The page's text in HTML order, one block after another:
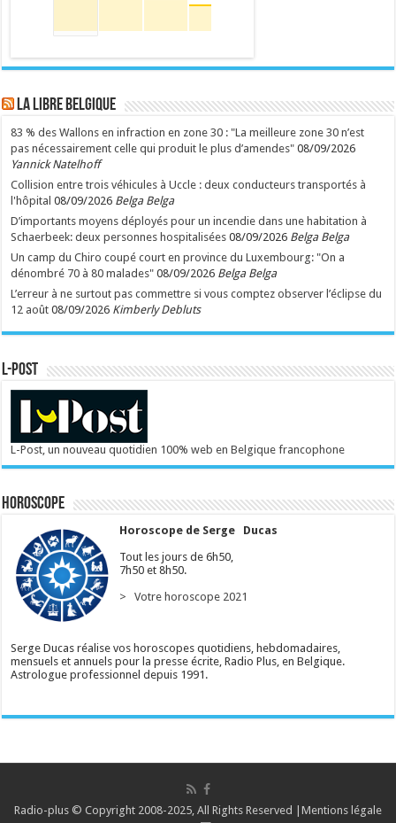
LA Libre Belgique
83 % des Wallons en infraction en zone 30 : "La meilleure zone 30 n’est
pas nécessairement celle qui produit le plus d’amendes" 08/09/2026
Yannick Natelhoff
Collision entre trois véhicules à Uccle : deux conducteurs transportés à
l'hôpital 08/09/2026 Belga Belga
D’importants moyens déployés pour un incendie dans une habitation à
Schaerbeek: deux personnes hospitalisées 08/09/2026 Belga Belga
Un camp du Chiro coupé court en province du Luxembourg: "On a
dénombré 70 à 80 malades" 08/09/2026 Belga Belga
L’erreur à ne surtout pas commettre si vous comptez observer l’éclipse du
12 août 08/09/2026 Kimberly Debluts
L-POST
L-Post, un nouveau quotidien 100% web en Belgique francophone
Horoscope
Horoscope de Serge Ducas
Tout les jours de 6h50,
7h50 et 8h50.
> Votre horoscope 2021
Serge Ducas réalise vos horoscopes quotidiens, hebdomadaires,
mensuels et annuels pour la presse écrite, Radio Plus, en Belgique.
Astrologue professionnel depuis 1991.
Radio-plus © Copyright 2008-2025, All Rights Reserved | Mentions légale